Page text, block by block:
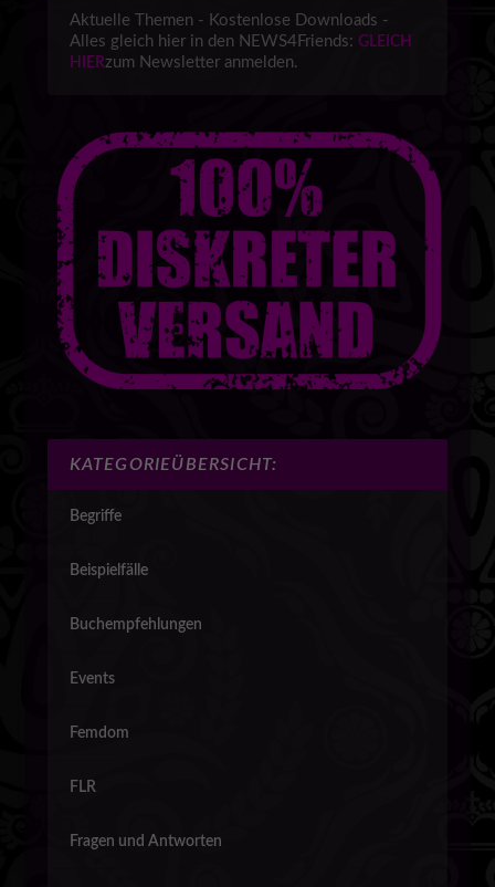
Aktuelle Themen - Kostenlose Downloads -
Alles gleich hier in den NEWS4Friends: GLEICH
HIERzum Newsletter anmelden.
KATEGORIEÜBERSICHT:
Begriffe
Beispielfälle
Buchempfehlungen
Events
Femdom
FLR
Fragen und Antworten